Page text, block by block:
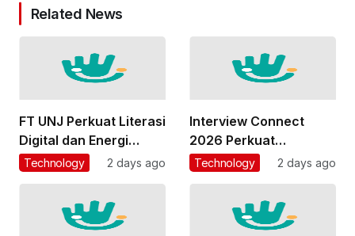
Related News
FT UNJ Perkuat Literasi
Digital dan Energi
Bersih lewat
Masyarakat
Technology 2 days ago
Interview Connect
2026 Perkuat
Ekosistem Vokasi
Technology 2 days ago